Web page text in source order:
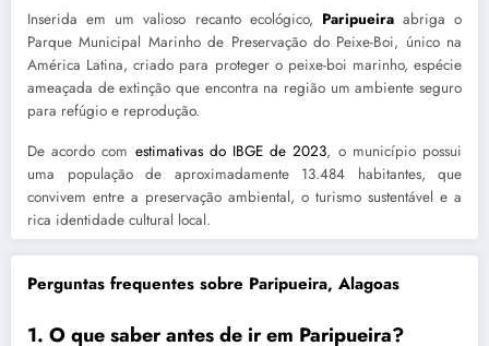
Inserida em um valioso recanto ecológico, Paripueiraabriga o
Parque Municipal Marinho de Preservação do Peixe-Boi, único na
América Latina, criado para proteger o peixe-boi marinho, espécie
ameaçada de extinção que encontra na região um ambiente seguro
para refúgio e reprodução.
De acordo com estimativas do IBGE de 2023, o município possui
uma população de aproximadamente 13.484 habitantes, que
convivem entre a preservação ambiental, o turismo sustentável e a
rica identidade cultural local.
Perguntas frequentes sobre Paripueira, Alagoas
1. O que saber antes de ir em Paripueira?